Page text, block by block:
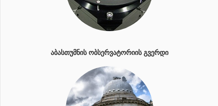
ᲐᲑᲐᲡᲗᲣᲛᲜᲘᲡ ᲝᲑᲡᲔᲠᲕᲐᲢᲝᲠᲘᲘᲡ ᲒᲕᲔᲠᲓᲘ